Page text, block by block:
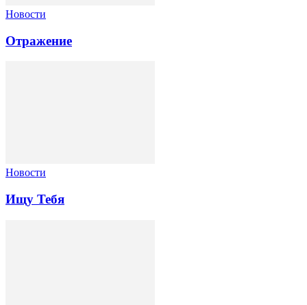
Новости
Отражение
Новости
Ищу Тебя